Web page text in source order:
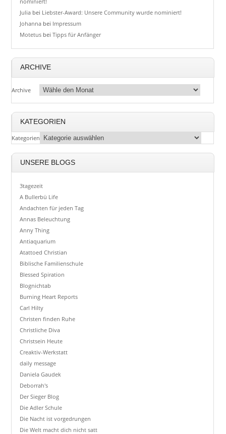
Julia bei Liebster-Award: Unsere Community wurde nominiert!
Johanna bei Impressum
Motetus beiTipps für Anfänger
ARCHIVE
Archive
KATEGORIEN
Kategorien
UNSERE BLOGS
3tagezeit
A Bullerbü Life
Andachten für jeden Tag
Annas Beleuchtung
Anny Thing
Antiaquarium
Atattoed Christian
Biblische Familienschule
Blessed Spiration
Blognichtab
Burning Heart Reports
Carl Hilty
Christen finden Ruhe
Christliche Diva
Christsein Heute
Creaktiv-Werkstatt
daily message
Daniela Gaudek
Deborrah's
Der Sieger Blog
Die Adler Schule
Die Nacht ist vorgedrungen
Die Welt macht dich nicht satt